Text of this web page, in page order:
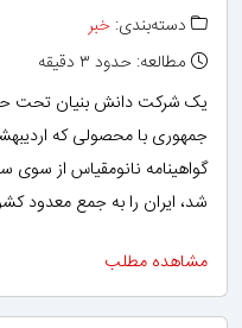
دسته‌بندی: خبر
مطالعه: حدود ۳ دقیقه
یک شرکت‌ دانش بنیان تحت
جمهوری با محصولی که
گواهینامه نانومقیاس از سوی
شد، ایران را به جمع معدود
مشاهده مطلب